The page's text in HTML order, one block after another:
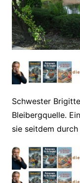
Schwester
Bleibergquelle.
sie seitdem